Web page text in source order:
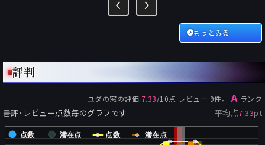
もっとみる
評判
ユダの窓の評価:7.33/10点 レビュー 9件。 A ランク
書評･レビュー点数毎のグラフです 平均点7.33pt
点数 潜在点 点数 潜在点